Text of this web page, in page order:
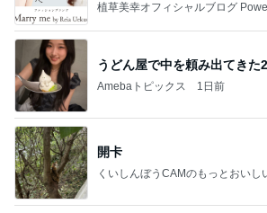
植草美幸オフィシャルブログ
うどん屋で中を頼み出てきた
Amebaトピックス 1日前
開卡
くいしんぼうCAMのもっとおいし